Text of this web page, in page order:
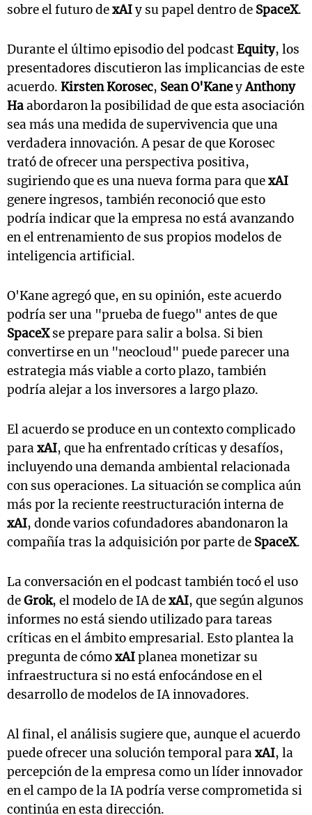
sobre el futuro dexAIy su papel dentro de SpaceX.
Durante el último episodio del podcastEquity, los
presentadores discutieron las implicancias de este
acuerdo. Kirsten Korosec, Sean O'KaneyAnthony
Haabordaron la posibilidad de que esta asociación
sea más una medida de supervivencia que una
verdadera innovación. A pesar de que Korosec
trató de ofrecer una perspectiva positiva,
sugiriendo que es una nueva forma para quexAI
genere ingresos, también reconoció que esto
podría indicar que la empresa no está avanzando
en el entrenamiento de sus propios modelos de
inteligencia artificial.
O'Kane agregó que, en su opinión, este acuerdo
podría ser una "prueba de fuego" antes de que
SpaceXse prepare para salir a bolsa. Si bien
convertirse en un "neocloud" puede parecer una
estrategia más viable a corto plazo, también
podría alejar a los inversores a largo plazo.
El acuerdo se produce en un contexto complicado
paraxAI, que ha enfrentado críticas y desafíos,
incluyendo una demanda ambiental relacionada
con sus operaciones. La situación se complica aún
más por la reciente reestructuración interna de
xAI, donde varios cofundadores abandonaron la
compañía tras la adquisición por parte de SpaceX.
La conversación en el podcast también tocó el uso
deGrok, el modelo de IA dexAI, que según algunos
informes no está siendo utilizado para tareas
críticas en el ámbito empresarial. Esto plantea la
pregunta de cómoxAIplanea monetizar su
infraestructura si no está enfocándose en el
desarrollo de modelos de IA innovadores.
Al final, el análisis sugiere que, aunque el acuerdo
puede ofrecer una solución temporal paraxAI, la
percepción de la empresa como un líder innovador
en el campo de la IA podría verse comprometida si
continúa en esta dirección.